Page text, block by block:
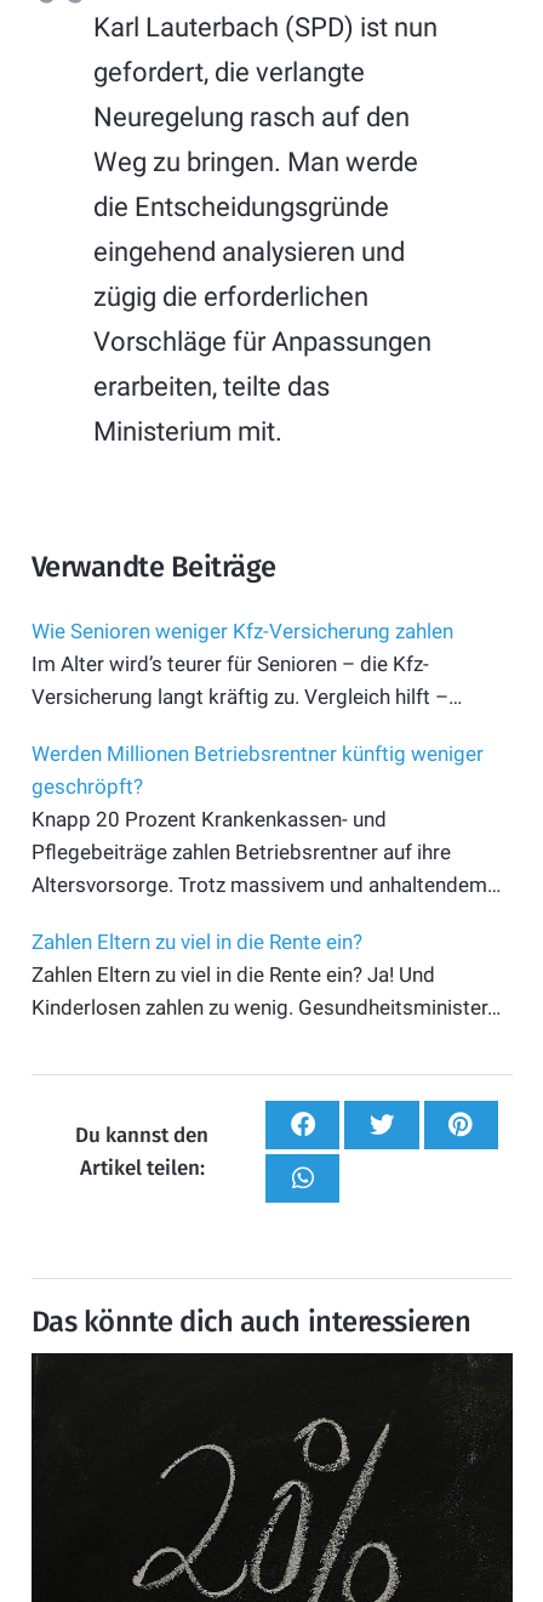
Karl Lauterbach (SPD) ist nun
gefordert, die verlangte
Neuregelung rasch auf den
Weg zu bringen. Man werde
die Entscheidungsgründe
eingehend analysieren und
zügig die erforderlichen
Vorschläge für Anpassungen
erarbeiten, teilte das
Ministerium mit.
Verwandte Beiträge
Wie Senioren weniger Kfz-Versicherung zahlen
Im Alter wird’s teurer für Senioren – die Kfz-
Versicherung langt kräftig zu. Vergleich hilft –…
Werden Millionen Betriebsrentner künftig weniger
geschröpft?
Knapp 20 Prozent Krankenkassen- und
Pflegebeiträge zahlen Betriebsrentner auf ihre
Altersvorsorge. Trotz massivem und anhaltendem…
Zahlen Eltern zu viel in die Rente ein?
Zahlen Eltern zu viel in die Rente ein? Ja! Und
Kinderlosen zahlen zu wenig. Gesundheitsminister…
Du kannst den
Artikel teilen:
Das könnte dich auch interessieren